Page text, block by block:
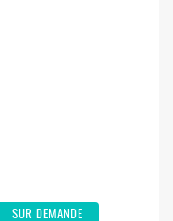
SUR DEMANDE